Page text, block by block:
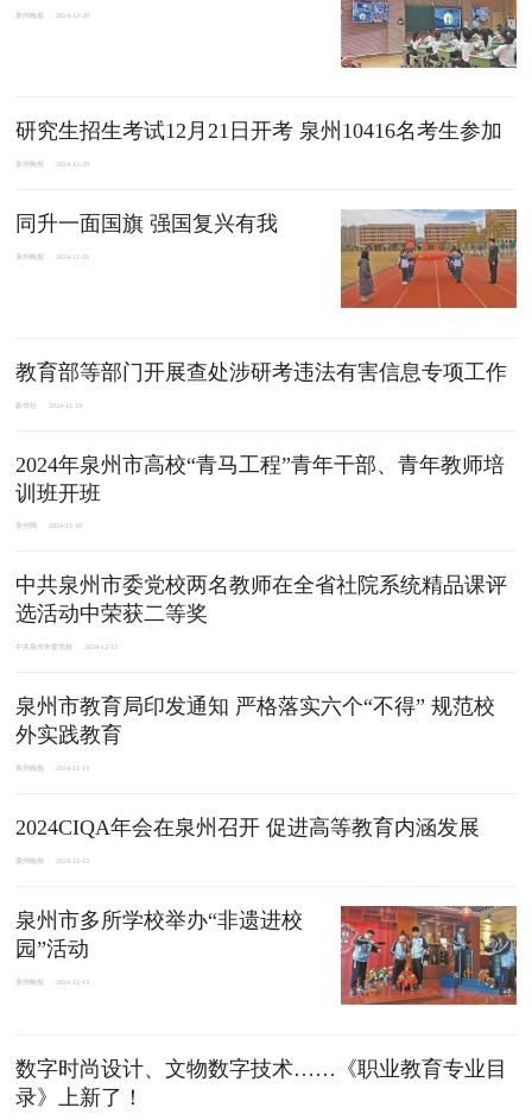
泉州晚报 2024-12-20
研究生招生考试12月21日开考 泉州10416名考生参加
泉州晚报 2024-12-20
同升一面国旗 强国复兴有我
泉州晚报 2024-12-20
教育部等部门开展查处涉研考违法有害信息专项工作
新华社 2024-12-19
2024年泉州市高校“青马工程”青年干部、青年教师培
训班开班
泉州网 2024-12-18
中共泉州市委党校两名教师在全省社院系统精品课评
选活动中荣获二等奖
中共泉州市委党校 2024-12-13
泉州市教育局印发通知 严格落实六个“不得” 规范校
外实践教育
泉州晚报 2024-12-13
2024CIQA年会在泉州召开 促进高等教育内涵发展
泉州晚报 2024-12-13
泉州市多所学校举办“非遗进校
园”活动
泉州晚报 2024-12-13
数字时尚设计、文物数字技术……《职业教育专业目
录》上新了！